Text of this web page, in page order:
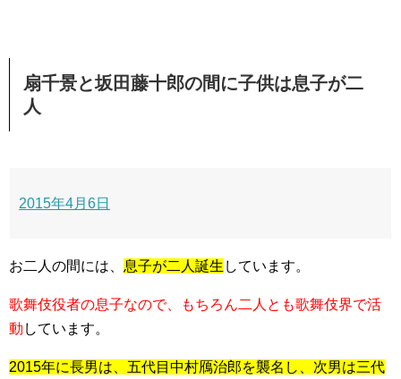
扇千景と坂田藤十郎の間に子供は息子が二
人
2015年4月6日
お二人の間には、 息子が二人誕生 しています。
歌舞伎役者の息子なので、もちろん二人とも歌舞伎界で活
動 しています。
2015年に長男は、五代目中村鴈治郎を襲名し、次男は三代